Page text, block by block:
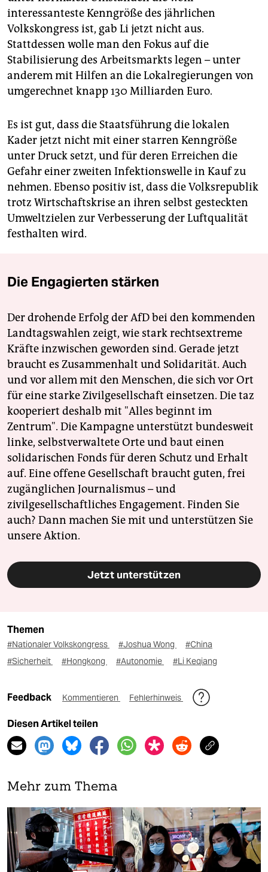
interessanteste Kenngröße des jährlichen
Volkskongress ist, gab Li jetzt nicht aus.
Stattdessen wolle man den Fokus auf die
Stabilisierung des Arbeitsmarkts legen – unter
anderem mit Hilfen an die Lokalregierungen von
umgerechnet knapp 130 Milliarden Euro.
Es ist gut, dass die Staatsführung die lokalen
Kader jetzt nicht mit einer starren Kenngröße
unter Druck setzt, und für deren Erreichen die
Gefahr einer zweiten Infektionswelle in Kauf zu
nehmen. Ebenso positiv ist, dass die Volksrepublik
trotz Wirtschaftskrise an ihren selbst gesteckten
Umweltzielen zur Verbesserung der Luftqualität
festhalten wird.
Die Engagierten stärken
Der drohende Erfolg der AfD bei den kommenden
Landtagswahlen zeigt, wie stark rechtsextreme
Kräfte inzwischen geworden sind. Gerade jetzt
braucht es Zusammenhalt und Solidarität. Auch
und vor allem mit den Menschen, die sich vor Ort
für eine starke Zivilgesellschaft einsetzen. Die taz
kooperiert deshalb mit "Alles beginnt im
Zentrum". Die Kampagne unterstützt bundesweit
linke, selbstverwaltete Orte und baut einen
solidarischen Fonds für deren Schutz und Erhalt
auf. Eine offene Gesellschaft braucht guten, frei
zugänglichen Journalismus – und
zivilgesellschaftliches Engagement. Finden Sie
auch? Dann machen Sie mit und unterstützen Sie
unsere Aktion.
Jetzt unterstützen
Themen
#Nationaler Volkskongress #Joshua Wong
#China
#Sicherheit
#Hongkong #Autonomie #Li Keqiang
Feedback Kommentieren Fehlerhinweis
Diesen Artikel teilen
Mehr zum Thema